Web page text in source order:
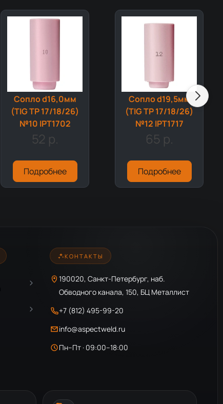
Сопло d16,0мм
(TIG TP 17/18/26)
№10 IPT1702
52 р.
Подробнее
Сопло d19,5мм
(TIG TP 17/18/26)
№12 IPT1717
65 р.
Подробнее
КОНТАКТЫ
190020, Санкт-Петербург, наб.
Обводного канала, 150, БЦ Металлист
+7 (812) 495-99-20
info@aspectweld.ru
Пн–Пт · 09:00–18:00